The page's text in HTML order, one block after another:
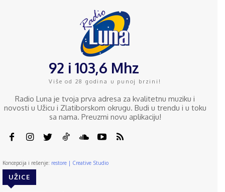
92 i 103,6 Mhz
Više od 28 godina u punoj brzini!
Radio Luna je tvoja prva adresa za kvalitetnu muziku i
novosti u Užicu i Zlatiborskom okrugu. Budi u trendu i u toku
sa nama. Preuzmi novu aplikaciju!
Koncepcija i rešenje: restore | Creative Studio
UŽICE